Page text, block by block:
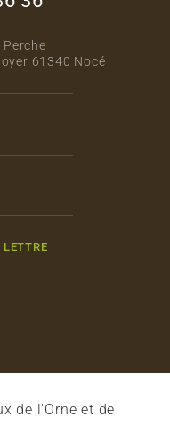
61340 Nocé
de l'Orne et de